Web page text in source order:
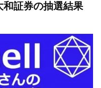
和証券の抽選結果